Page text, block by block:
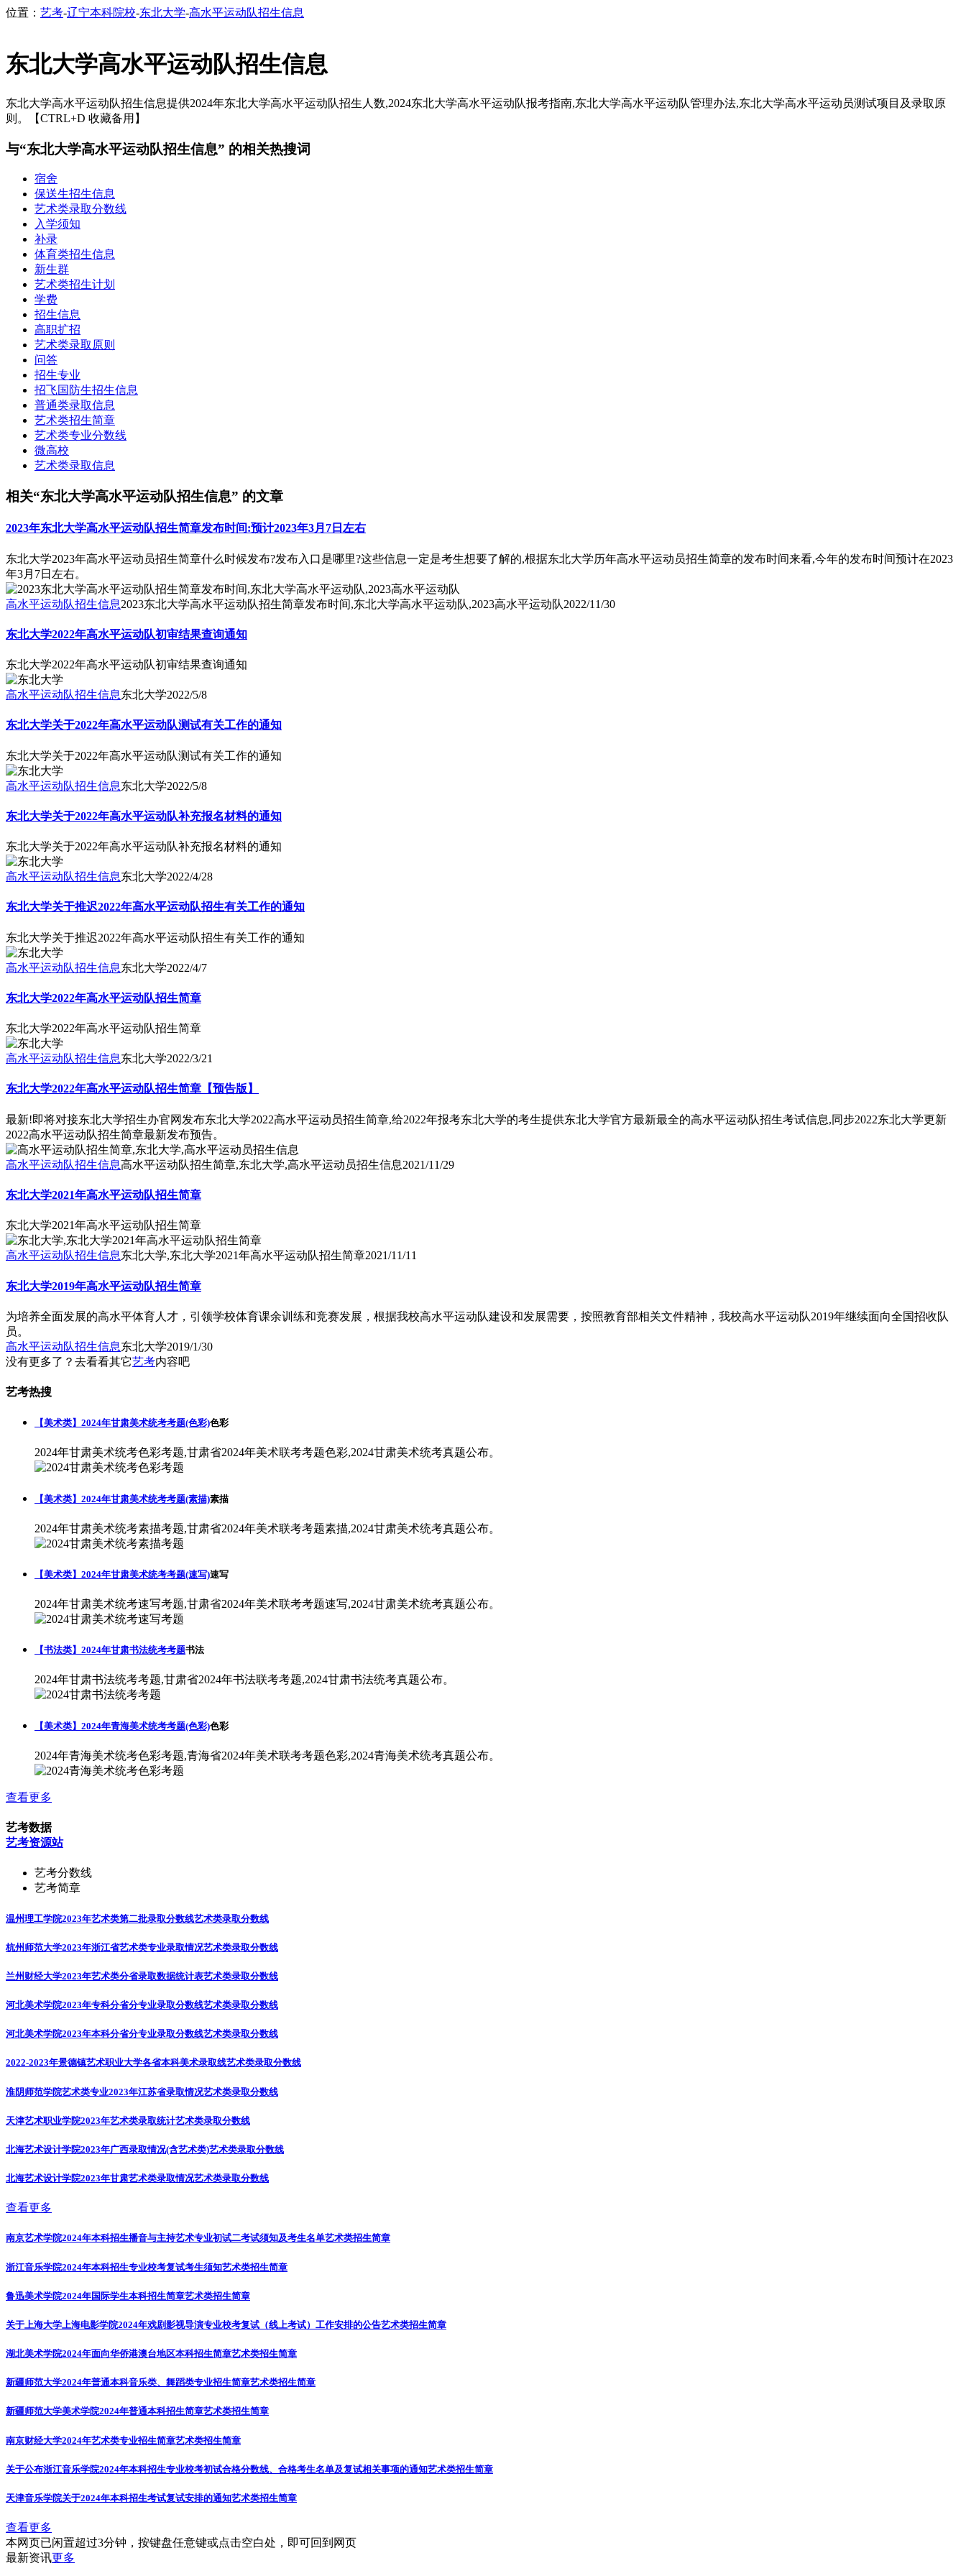
位置： 艺考-辽宁本科院校-东北大学-高水平运动队招生信息
东北大学高水平运动队招生信息
东北大学高水平运动队招生信息提供2024年东北大学高水平运动队招生人数,2024东北大学高水平运动队报考指南,东北大学高水平运动队管理办法,东北大学高水平运动员测试项目及录取原
则。【CTRL+D 收藏备用】
与“东北大学高水平运动队招生信息” 的相关热搜词
宿舍
保送生招生信息
艺术类录取分数线
入学须知
补录
体育类招生信息
新生群
艺术类招生计划
学费
招生信息
高职扩招
艺术类录取原则
问答
招生专业
招飞国防生招生信息
普通类录取信息
艺术类招生简章
艺术类专业分数线
微高校
艺术类录取信息
相关“东北大学高水平运动队招生信息” 的文章
2023年东北大学高水平运动队招生简章发布时间:预计2023年3月7日左右
东北大学2023年高水平运动员招生简章什么时候发布?发布入口是哪里?这些信息一定是考生想要了解的,根据东北大学历年高水平运动员招生简章的发布时间来看,今年的发布时间预计在2023
年3月7日左右。
高水平运动队招生信息2023东北大学高水平运动队招生简章发布时间,东北大学高水平运动队,2023高水平运动队2022/11/30
东北大学2022年高水平运动队初审结果查询通知
东北大学2022年高水平运动队初审结果查询通知
高水平运动队招生信息东北大学2022/5/8
东北大学关于2022年高水平运动队测试有关工作的通知
东北大学关于2022年高水平运动队测试有关工作的通知
高水平运动队招生信息东北大学2022/5/8
东北大学关于2022年高水平运动队补充报名材料的通知
东北大学关于2022年高水平运动队补充报名材料的通知
高水平运动队招生信息东北大学2022/4/28
东北大学关于推迟2022年高水平运动队招生有关工作的通知
东北大学关于推迟2022年高水平运动队招生有关工作的通知
高水平运动队招生信息东北大学2022/4/7
东北大学2022年高水平运动队招生简章
东北大学2022年高水平运动队招生简章
高水平运动队招生信息东北大学2022/3/21
东北大学2022年高水平运动队招生简章【预告版】
最新!即将对接东北大学招生办官网发布东北大学2022高水平运动员招生简章,给2022年报考东北大学的考生提供东北大学官方最新最全的高水平运动队招生考试信息,同步2022东北大学更新
2022高水平运动队招生简章最新发布预告。
高水平运动队招生信息高水平运动队招生简章,东北大学,高水平运动员招生信息2021/11/29
东北大学2021年高水平运动队招生简章
东北大学2021年高水平运动队招生简章
高水平运动队招生信息东北大学,东北大学2021年高水平运动队招生简章2021/11/11
东北大学2019年高水平运动队招生简章
为培养全面发展的高水平体育人才，引领学校体育课余训练和竞赛发展，根据我校高水平运动队建设和发展需要，按照教育部相关文件精神，我校高水平运动队2019年继续面向全国招收队
员。
高水平运动队招生信息东北大学2019/1/30
没有更多了？去看看其它艺考内容吧
艺考热搜
【美术类】2024年甘肃美术统考考题(色彩)色彩
2024年甘肃美术统考色彩考题,甘肃省2024年美术联考考题色彩,2024甘肃美术统考真题公布。
【美术类】2024年甘肃美术统考考题(素描)素描
2024年甘肃美术统考素描考题,甘肃省2024年美术联考考题素描,2024甘肃美术统考真题公布。
【美术类】2024年甘肃美术统考考题(速写)速写
2024年甘肃美术统考速写考题,甘肃省2024年美术联考考题速写,2024甘肃美术统考真题公布。
【书法类】2024年甘肃书法统考考题书法
2024年甘肃书法统考考题,甘肃省2024年书法联考考题,2024甘肃书法统考真题公布。
【美术类】2024年青海美术统考考题(色彩)色彩
2024年青海美术统考色彩考题,青海省2024年美术联考考题色彩,2024青海美术统考真题公布。
查看更多
艺考数据
艺考资源站
艺考分数线
艺考简章
温州理工学院2023年艺术类第二批录取分数线艺术类录取分数线
杭州师范大学2023年浙江省艺术类专业录取情况艺术类录取分数线
兰州财经大学2023年艺术类分省录取数据统计表艺术类录取分数线
河北美术学院2023年专科分省分专业录取分数线艺术类录取分数线
河北美术学院2023年本科分省分专业录取分数线艺术类录取分数线
2022-2023年景德镇艺术职业大学各省本科美术录取线艺术类录取分数线
淮阴师范学院艺术类专业2023年江苏省录取情况艺术类录取分数线
天津艺术职业学院2023年艺术类录取统计艺术类录取分数线
北海艺术设计学院2023年广西录取情况(含艺术类)艺术类录取分数线
北海艺术设计学院2023年甘肃艺术类录取情况艺术类录取分数线
查看更多
南京艺术学院2024年本科招生播音与主持艺术专业初试二考试须知及考生名单艺术类招生简章
浙江音乐学院2024年本科招生专业校考复试考生须知艺术类招生简章
鲁迅美术学院2024年国际学生本科招生简章艺术类招生简章
关于上海大学上海电影学院2024年戏剧影视导演专业校考复试（线上考试）工作安排的公告艺术类招生简章
湖北美术学院2024年面向华侨港澳台地区本科招生简章艺术类招生简章
新疆师范大学2024年普通本科音乐类、舞蹈类专业招生简章艺术类招生简章
新疆师范大学美术学院2024年普通本科招生简章艺术类招生简章
南京财经大学2024年艺术类专业招生简章艺术类招生简章
关于公布浙江音乐学院2024年本科招生专业校考初试合格分数线、合格考生名单及复试相关事项的通知艺术类招生简章
天津音乐学院关于2024年本科招生考试复试安排的通知艺术类招生简章
查看更多
本网页已闲置超过3分钟，按键盘任意键或点击空白处，即可回到网页
最新资讯更多